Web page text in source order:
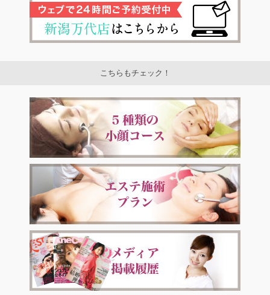
こちらもチェック！